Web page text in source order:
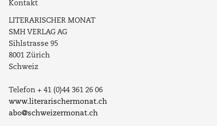
Kontakt
LITERARISCHER MONAT
SMH VERLAG AG
Sihlstrasse 95
8001 Zürich
Schweiz
Telefon + 41 (0)44 361 26 06
www.literarischermonat.ch
abo@schweizermonat.ch